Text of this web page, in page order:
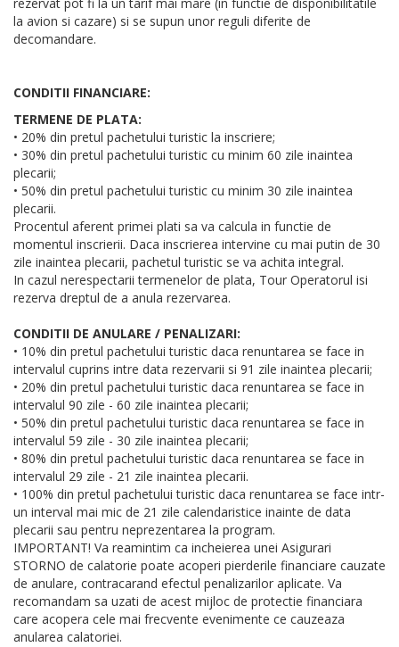
la avion si cazare) si se supun unor reguli diferite de
decomandare.
CONDITII FINANCIARE:
TERMENE DE PLATA:
• 20% din pretul pachetului turistic la inscriere;
• 30% din pretul pachetului turistic cu minim 60 zile inaintea
plecarii;
• 50% din pretul pachetului turistic cu minim 30 zile inaintea
plecarii.
Procentul aferent primei plati sa va calcula in functie de
momentul inscrierii. Daca inscrierea intervine cu mai putin de 30
zile inaintea plecarii, pachetul turistic se va achita integral.
In cazul nerespectarii termenelor de plata, Tour Operatorul isi
rezerva dreptul de a anula rezervarea.
CONDITII DE ANULARE / PENALIZARI:
• 10% din pretul pachetului turistic daca renuntarea se face in
intervalul cuprins intre data rezervarii si 91 zile inaintea plecarii;
• 20% din pretul pachetului turistic daca renuntarea se face in
intervalul 90 zile - 60 zile inaintea plecarii;
• 50% din pretul pachetului turistic daca renuntarea se face in
intervalul 59 zile - 30 zile inaintea plecarii;
• 80% din pretul pachetului turistic daca renuntarea se face in
intervalul 29 zile - 21 zile inaintea plecarii.
• 100% din pretul pachetului turistic daca renuntarea se face intr-
un interval mai mic de 21 zile calendaristice inainte de data
plecarii sau pentru neprezentarea la program.
IMPORTANT! Va reamintim ca incheierea unei Asigurari
STORNO de calatorie poate acoperi pierderile financiare cauzate
de anulare, contracarand efectul penalizarilor aplicate. Va
recomandam sa uzati de acest mijloc de protectie financiara
care acopera cele mai frecvente evenimente ce cauzeaza
anularea calatoriei.